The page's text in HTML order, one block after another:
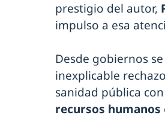
prestigio del autor,
impulso a esa
Desde gobiernos
inexplicable
sanidad pública
recursos humanos